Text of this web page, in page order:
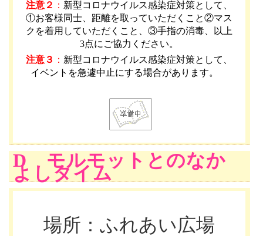
注意２ ： 新型コロナウイルス感染症対策として、
①お客様同士、距離を取っていただくこと②マス
クを着用していただくこと、③手指の消毒、以上
3点にご協力ください。
注意３ ： 新型コロナウイルス感染症対策として、
イベントを急遽中止にする場合があります。
D モルモットとのなか
よしタイム
場所：ふれあい広場